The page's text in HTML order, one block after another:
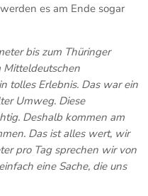
es am Ende sogar
bis zum Thüringer
Mitteldeutschen
tolles Erlebnis. Das war ein
Umweg. Diese
Deshalb kommen am
Das ist alles wert, wir
pro Tag sprechen wir von
eine Sache, die uns